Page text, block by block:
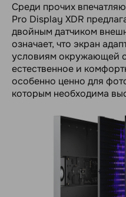
Среди прочих
Pro Display XDR
двойным датчиком
означает, что экран
условиям окружающей
естественное и
особенно ценно для
которым необходима